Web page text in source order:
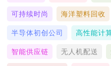
可持续时尚 海洋塑料回收
半导体初创公司 高性能计
智能供应链 无人机配送